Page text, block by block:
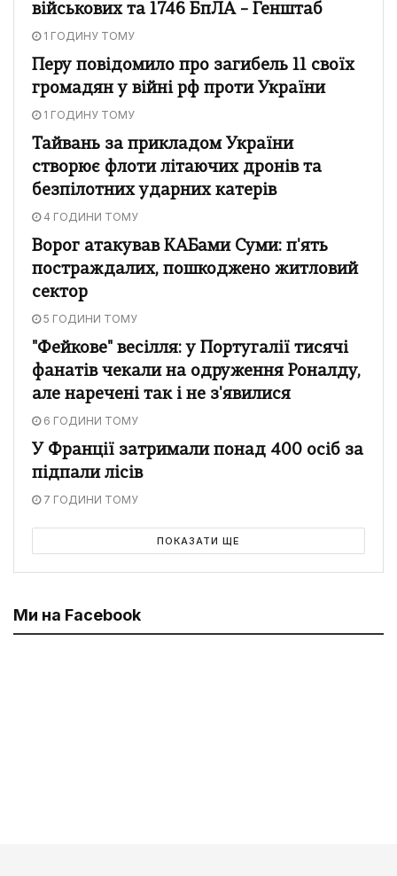
військових та 1746 БпЛА – Генштаб
1 ГОДИНУ ТОМУ
Перу повідомило про загибель 11 своїх
громадян у війні рф проти України
1 ГОДИНУ ТОМУ
Тайвань за прикладом України
створює флоти літаючих дронів та
безпілотних ударних катерів
4 ГОДИНИ ТОМУ
Ворог атакував КАБами Суми: п'ять
постраждалих, пошкоджено житловий
сектор
5 ГОДИНИ ТОМУ
"Фейкове" весілля: у Португалії тисячі
фанатів чекали на одруження Роналду,
але наречені так і не з'явилися
6 ГОДИНИ ТОМУ
У Франції затримали понад 400 осіб за
підпали лісів
7 ГОДИНИ ТОМУ
ПОКАЗАТИ ЩЕ
Ми на Facebook